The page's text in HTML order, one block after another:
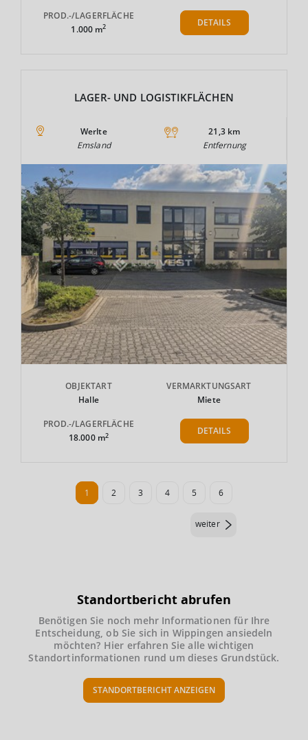
PROD.-/LAGERFLÄCHE
1.000 m2 DETAILS
LAGER- UND LOGISTIKFLÄCHEN
Werlte
Emsland
21,3 km
Entfernung
OBJEKTART
Halle
VERMARKTUNGSART
Miete
PROD.-/LAGERFLÄCHE
18.000 m2 DETAILS
1 2 3 4 5 6
weiter
Standortbericht abrufen
Benötigen Sie noch mehr Informationen für Ihre
Entscheidung, ob Sie sich in Wippingen ansiedeln
möchten? Hier erfahren Sie alle wichtigen
Standortinformationen rund um dieses Grundstück.
STANDORTBERICHT ANZEIGEN